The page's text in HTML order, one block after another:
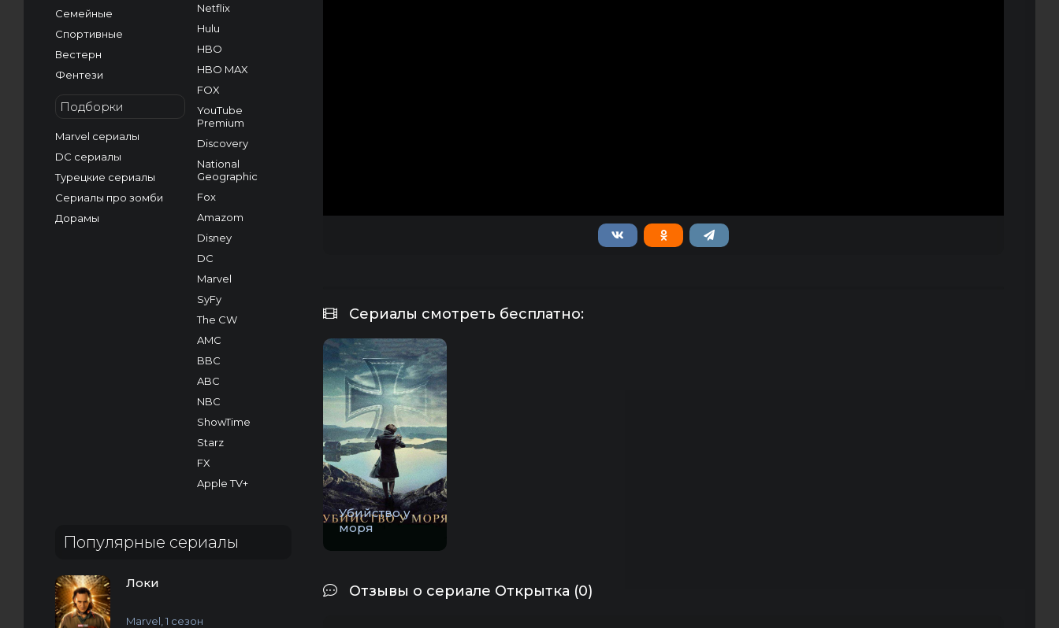
Семейные
Спортивные
Вестерн
Фентези
Подборки
Marvel сериалы
DC сериалы
Турецкие сериалы
Сериалы про зомби
Дорамы
Netflix
Hulu
HBO
HBO MAX
FOX
YouTube
Premium
Discovery
National
Geographic
Fox
Amazom
Disney
DC
Marvel
SyFy
The CW
AMC
BBC
ABC
NBC
ShowTime
Starz
FX
Apple TV+
Популярные сериалы
Локи
Marvel, 1 сезон
Сериалы смотреть бесплатно:
Убийство у
моря
Отзывы о сериале Открытка (0)